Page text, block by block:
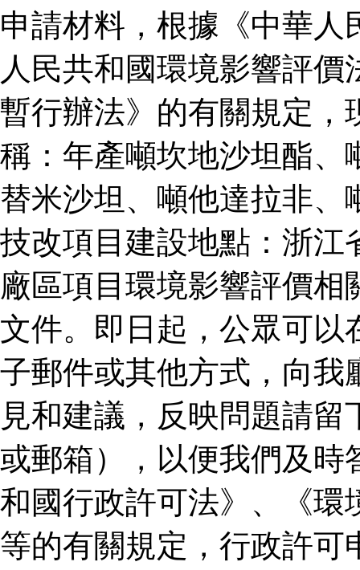
申請材料，根據《中華
人民共和國環境影響評
暫行辦法》的有關規定，
稱：年產噸坎地沙坦酯、
替米沙坦、噸他達拉非
技改項目建設地點：浙江
廠區項目環境影響評價
文件。即日起，公眾可以
子郵件或其他方式，向我
見和建議，反映問題請
或郵箱），以便我們及時
和國行政許可法》、《環
等的有關規定，行政許可